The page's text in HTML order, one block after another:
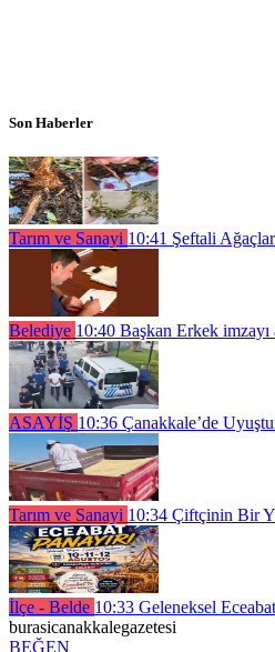
Son Haberler
Tarım ve Sanayi 10:41 Şeftali
Belediye 10:40 Başkan Erkek imzayı
ASAYİŞ 10:36 Çanakkale’de
Tarım ve Sanayi 10:34 Çiftçinin Bir
İlçe - Belde 10:33 Geleneksel
burasicanakkalegazetesi
BEĞEN